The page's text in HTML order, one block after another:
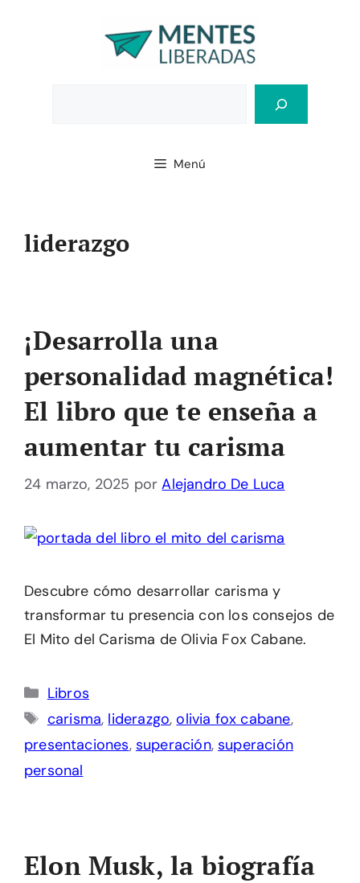
Menú
liderazgo
¡Desarrolla una
personalidad magnética!
El libro que te enseña a
aumentar tu carisma
24 marzo, 2025 porAlejandro De Luca
Descubre cómo desarrollar carisma y
transformar tu presencia con los consejos de
El Mito del Carisma de Olivia Fox Cabane.
Categorías
Libros
Etiquetas
carisma, liderazgo,olivia fox cabane,
presentaciones, superación,superación
personal
Elon Musk, la biografía